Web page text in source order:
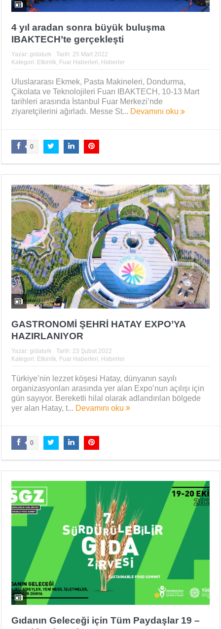
4 yıl aradan sonra büyük buluşma
IBAKTECH’te gerçekleşti
Yazar: gidaturk Tarih: 25 Mart 2022
Kategori: Etkinlik, Fuar Haberleri, Haberler
Uluslararası Ekmek, Pasta Makineleri, Dondurma,
Çikolata ve Teknolojileri Fuarı IBAKTECH, 10-13 Mart
tarihleri arasında İstanbul Fuar Merkezi’nde
ziyaretçilerini ağırladı. Messe St... Devamını oku
0
GASTRONOMİ ŞEHRİ HATAY EXPO’YA
HAZIRLANIYOR
Yazar: gidaturk Tarih: 23 Şubat 2022
Kategori: Etkinlik, Fuar Haberleri Haberler
Türkiye’nin lezzet köşesi Hatay, dünyanın sayılı
organizasyonları arasında yer alan Expo’nun açılışı için
gün sayıyor. Bereketli hilal olarak adlandırılan bölgede
yer alan Hatay, t... Devamını oku
0
Gıdanın Geleceği için Tüm Paydaşlar 19 –